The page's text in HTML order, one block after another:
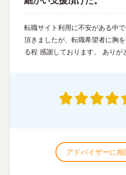
転職サイト利用に不安がある中
頂きましたが、転職希望者に胸
る程 感謝しております。 ありが
アドバイザーに相